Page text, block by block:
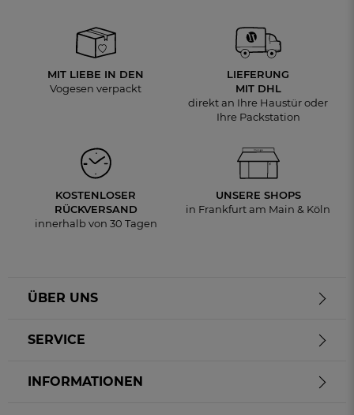
MIT LIEBE IN DEN
Vogesen verpackt
LIEFERUNG
MIT DHL
direkt an Ihre Haustür oder
Ihre Packstation
KOSTENLOSER
RÜCKVERSAND
innerhalb von 30 Tagen
UNSERE SHOPS
in Frankfurt am Main & Köln
ÜBER UNS
SERVICE
INFORMATIONEN